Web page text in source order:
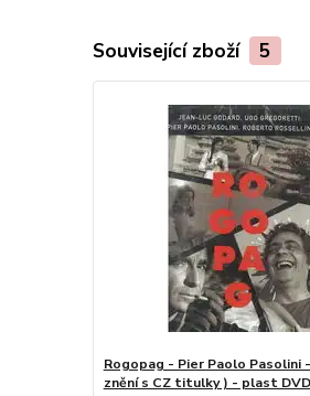
Související zboží 5
Rogopag - Pier Paolo Pasolini
znění s CZ titulky ) - plast DVD